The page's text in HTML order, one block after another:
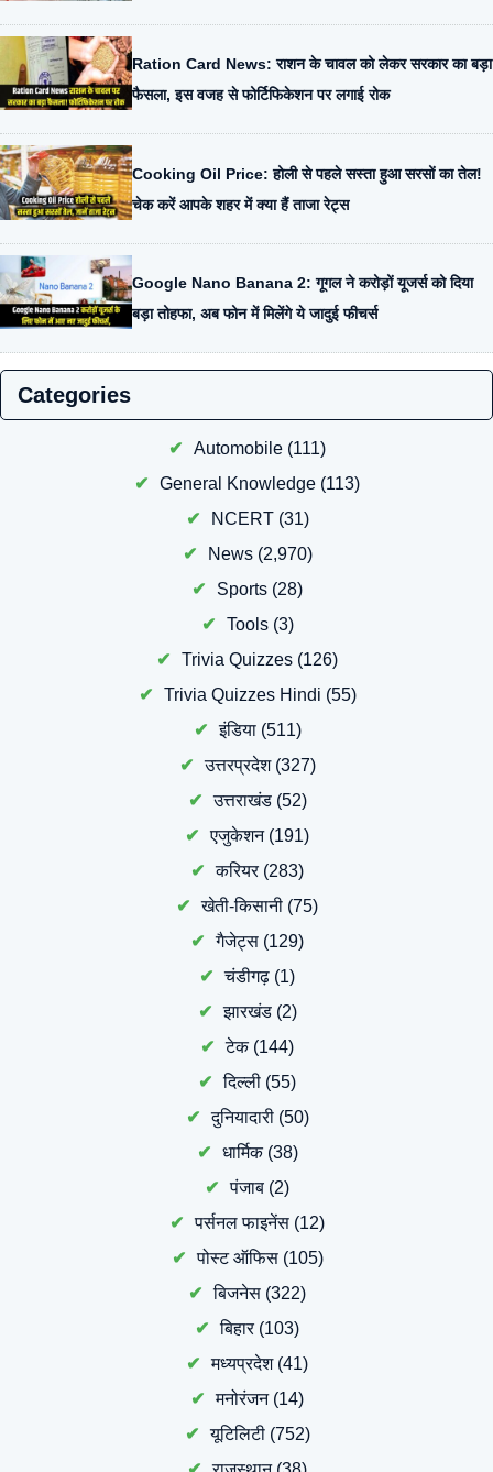
Ration Card News: राशन के चावल को लेकर सरकार का बड़ा
फैसला, इस वजह से फोर्टिफिकेशन पर लगाई रोक
Cooking Oil Price: होली से पहले सस्ता हुआ सरसों का तेल!
चेक करें आपके शहर में क्या हैं ताजा रेट्स
Google Nano Banana 2: गूगल ने करोड़ों यूजर्स को दिया
बड़ा तोहफा, अब फोन में मिलेंगे ये जादुई फीचर्स
Categories
Automobile (111)
General Knowledge (113)
NCERT (31)
News(2,970)
Sports (28)
Tools(3)
Trivia Quizzes (126)
Trivia Quizzes Hindi (55)
इंडिया(511)
उत्तरप्रदेश(327)
उत्तराखंड(52)
एजुकेशन(191)
करियर(283)
खेती-किसानी (75)
गैजेट्स (129)
चंडीगढ़ (1)
झारखंड(2)
टेक(144)
दिल्ली (55)
दुनियादारी(50)
धार्मिक(38)
पंजाब (2)
पर्सनल फाइनेंस (12)
पोस्ट ऑफिस(105)
बिजनेस (322)
बिहार(103)
मध्यप्रदेश(41)
मनोरंजन(14)
यूटिलिटी(752)